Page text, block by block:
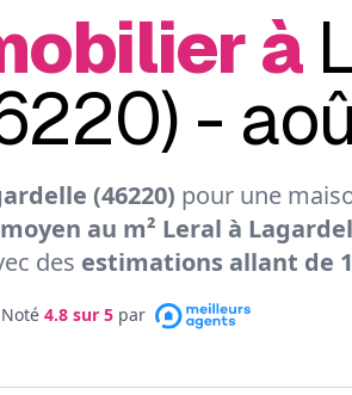
à
-
(46220) pour une
au m² Leral à
des estimations allant de
Noté 4.8 sur 5 par